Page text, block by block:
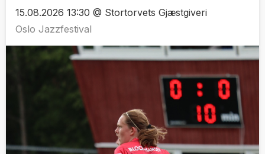
15.08.2026 13:30 @ Stortorvets Gjæstgiveri
Oslo Jazzfestival